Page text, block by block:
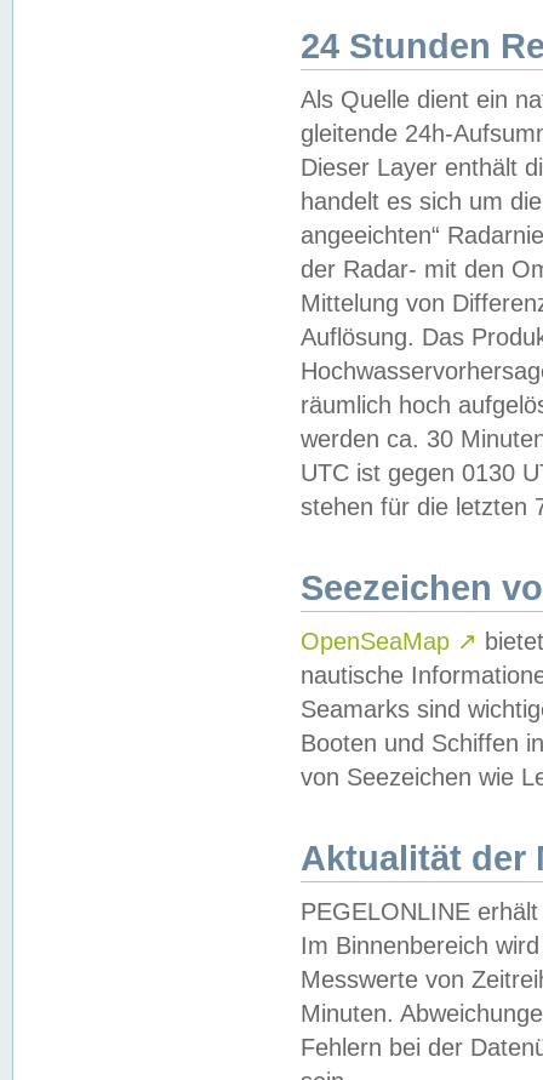
24 Stunden
Als Quelle dient ein
gleitende 24h-
Dieser Layer enthält
handelt es sich um
angeeichten“
der Radar- mit den
Mittelung von
Auflösung. Das
räumlich hoch
werden ca. 30
UTC ist gegen 0130
stehen für die letzten
Seezeichen
OpenSeaMap ↗
nautische
Seamarks sind
Booten und Schiffen
von Seezeichen wie
Aktualität der
PEGELONLINE
Im Binnenbereich
Messwerte von
Minuten.
Fehlern bei der